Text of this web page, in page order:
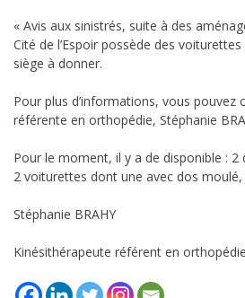
« Avis aux sinistrés, suite à des
Cité de l’Espoir possède des
siège à donner.
Pour plus d’informations, vous pouvez
référente en orthopédie, Stéphanie
Pour le moment, il y a de disponible : 2
2 voiturettes dont une avec dos moulé,
Stéphanie BRAHY
Kinésithérapeute référent en orthopédie